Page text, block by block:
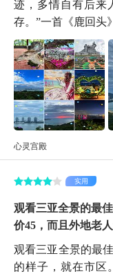
迹，多情自有后来
存。”一首《鹿回头
心灵宫殿
实用
观看三亚全景的最
价45，而且外地老
观看三亚全景的最
的样子，就在市区